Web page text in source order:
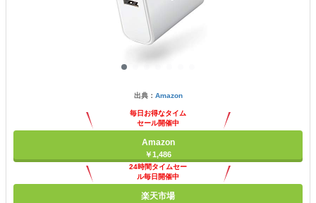
出典： Amazon
毎日お得なタイム
セール開催中
Amazon
￥1,486
24時間タイムセー
ル毎日開催中
楽天市場